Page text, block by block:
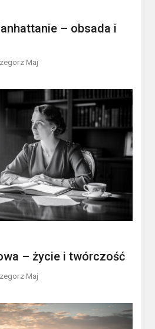
– obsada i
Maj
– życie i twórczość
Maj